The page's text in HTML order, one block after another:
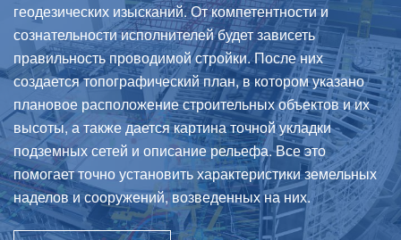
геодезических изысканий. От компетентности и
сознательности исполнителей будет зависеть
правильность проводимой стройки. После них
создается топографический план, в котором указано
плановое расположение строительных объектов и их
высоты, а также дается картина точной укладки
подземных сетей и описание рельефа. Все это
помогает точно установить характеристики земельных
наделов и сооружений, возведенных на них.